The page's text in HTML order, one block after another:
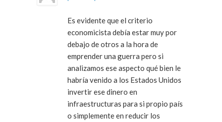
Es evidente que el criterio
economicista debía estar muy por
debajo de otros a la hora de
emprender una guerra pero si
analizamos ese aspecto qué bien le
habría venido a los Estados Unidos
invertir ese dinero en
infraestructuras para si propio país
o simplemente en reducir los